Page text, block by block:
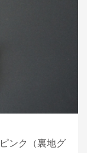
ンク（裏地グ